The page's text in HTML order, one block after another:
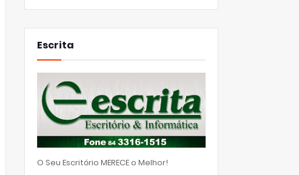
Escrita
O Seu Escritório MERECE o Melhor!